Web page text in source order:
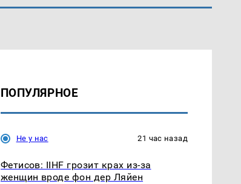
ПОПУЛЯРНОЕ
Не у нас 21 час назад
Фетисов: IIHF грозит крах из-за
женщин вроде фон дер Ляйен